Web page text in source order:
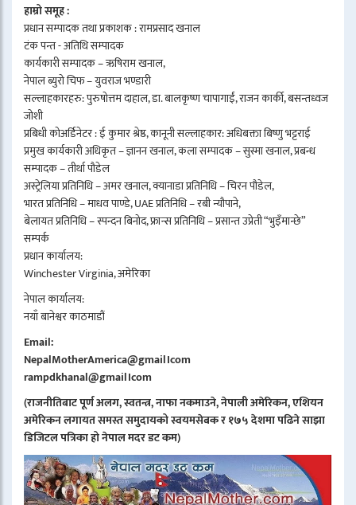
हाम्रो समूह :
प्रधान सम्पादक तथा प्रकाशक : रामप्रसाद खनाल
टंक पन्त - अतिथि सम्पादक
कार्यकारी सम्पादक – ऋषिराम खनाल,
नेपाल ब्युरो चिफ – युवराज भण्डारी
सल्लाहकारहरु: पुरुषोत्तम दाहाल, डा. बालकृष्ण चापागाईं, राजन कार्की, बसन्तध्वज
जोशी
प्रबिधी कोअर्डिनेटर : ई कुमार श्रेष्ठ, कानूनी सल्लाहकार: अधिबक्ता बिष्णु भट्टराई
प्रमुख कार्यकारी अधिकृत – ज्ञानन खनाल, कला सम्पादक – सुस्मा खनाल, प्रबन्ध
सम्पादक – तीर्था पौडेल
अस्ट्रेलिया प्रतिनिधि – अमर खनाल, क्यानाडा प्रतिनिधि – चिरन पौडेल,
भारत प्रतिनिधि – माधव पाण्डे, UAE प्रतिनिधि – रबी न्यौपाने,
बेलायत प्रतिनिधि – स्पन्दन बिनोद, फ्रान्स प्रतिनिधि – प्रसान्त उप्रेती “भुइँमान्छे”
सम्पर्क
प्रधान कार्यालय:
Winchester Virginia, अमेरिका
नेपाल कार्यालय:
नयाँ बानेश्वर काठमाडौं
Email:
NepalMotherAmerica@gmail।com
rampdkhanal@gmail।com
(राजनीतिबाट पूर्ण अलग, स्वतन्त्र, नाफा नकमाउने, नेपाली अमेरिकन, एशियन
अमेरिकन लगायत समस्त समुदायको स्वयमसेबक र १७५ देशमा पढिने साझा
डिजिटल पत्रिका हो नेपाल मदर डट कम)